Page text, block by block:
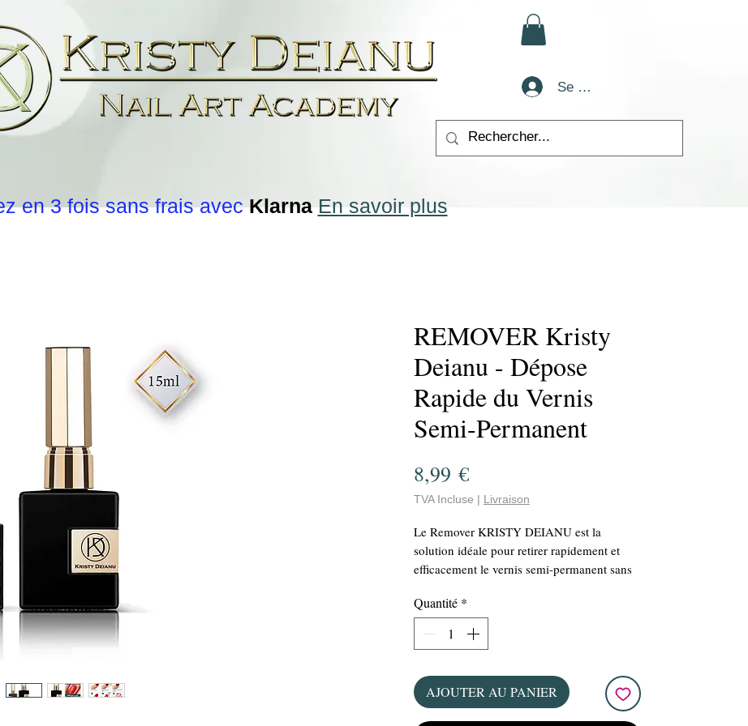
Se connecter
REMOVER Kristy
Deianu - Dépose
Rapide du Vernis
Semi-Permanent
8,99 €Prix
TVA Incluse | Livraison
Le Remover KRISTY DEIANU est la
solution idéale pour retirer rapidement et
efficacement le vernis semi-permanent sans
formule agit en quelques minutes pour
ramollir et décoller la matière tout en
facilitant une dépose plus confortable et plus
Parfait pour les professionnelles comme
pour les utilisatrices exigeantes, il permet de
gagner un temps précieux lors des
Quantité *
AJOUTER AU PANIER
en 3 fois sans frais avecKlarna En savoir plus